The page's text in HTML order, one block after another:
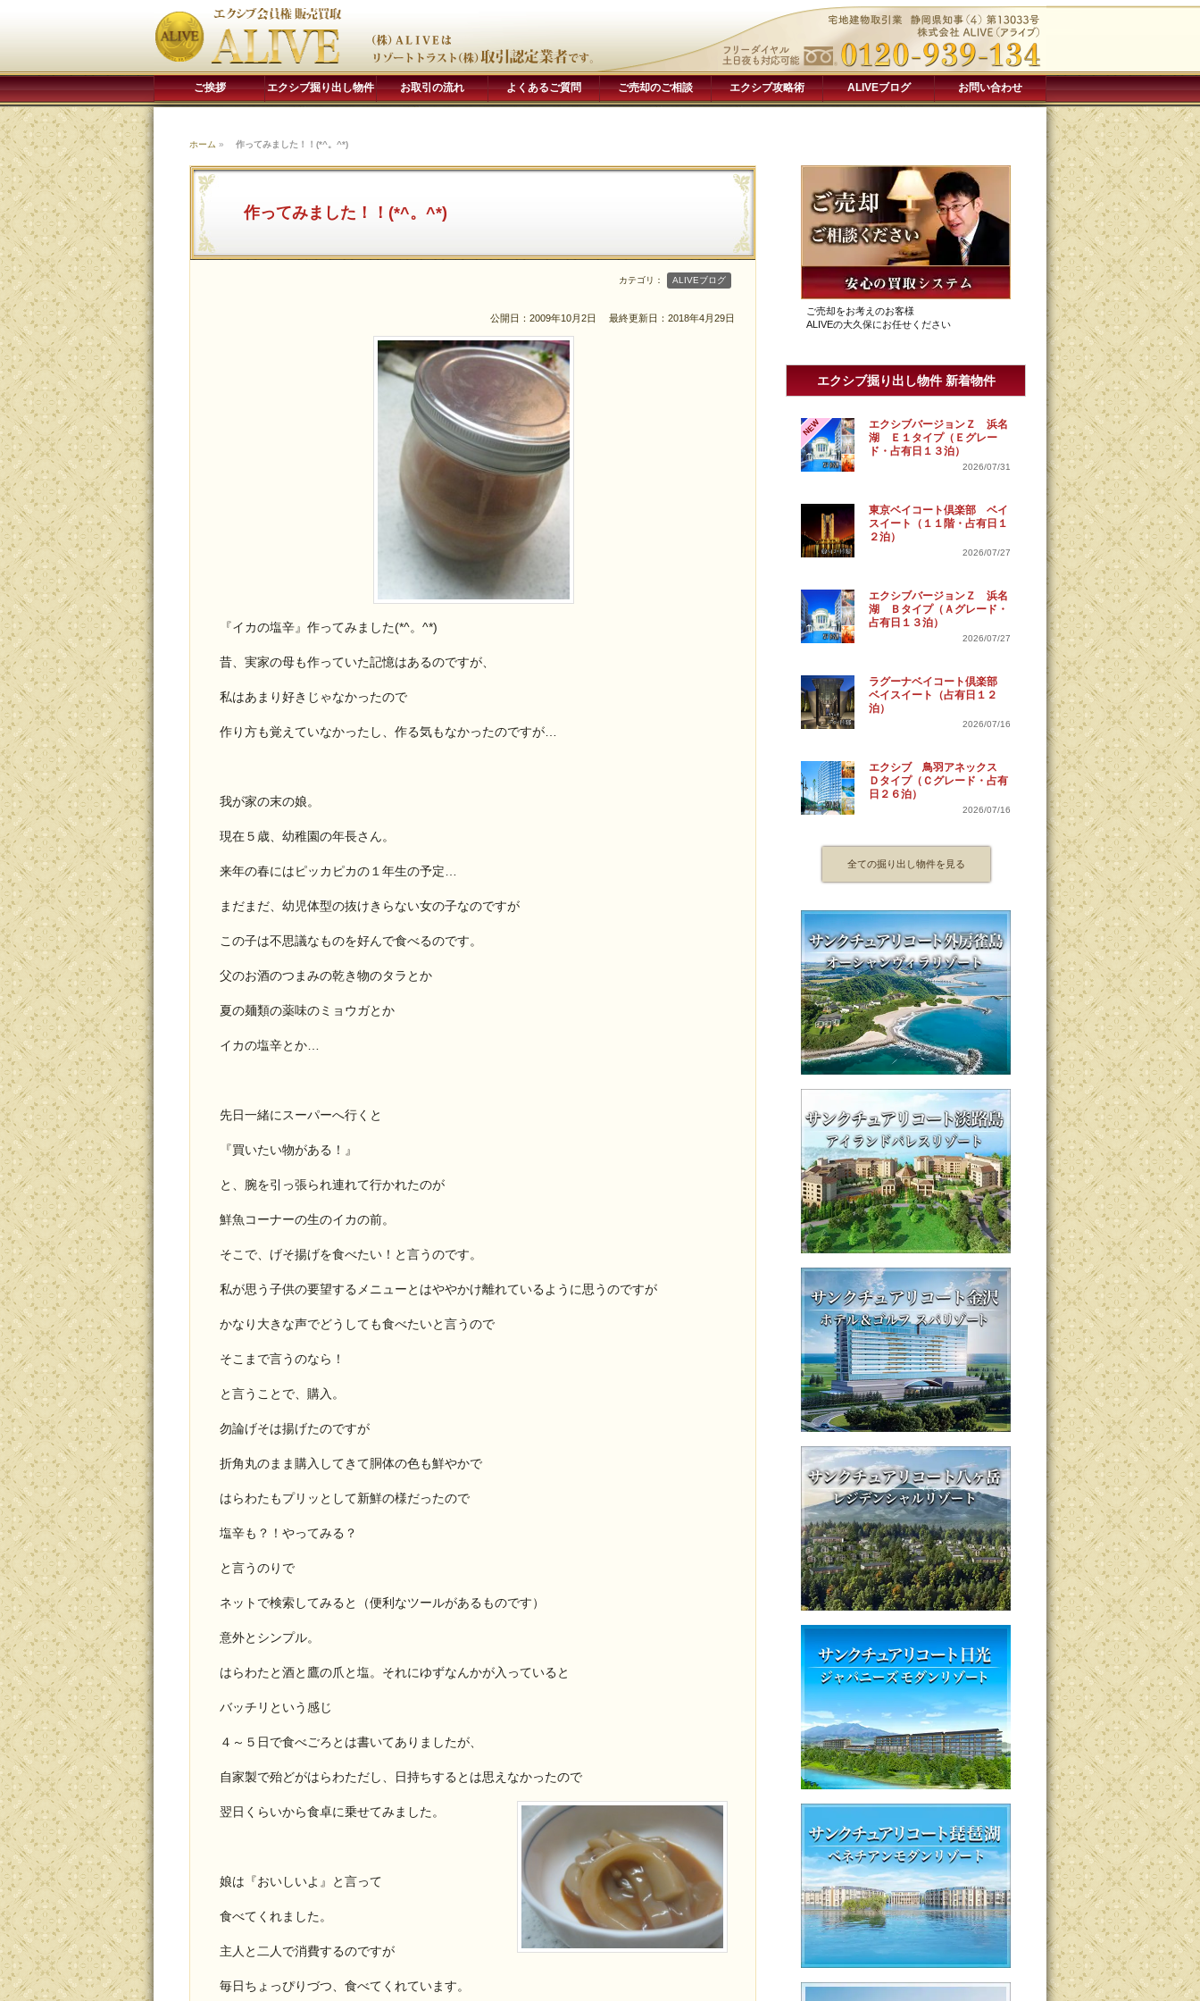
ご挨拶 エクシブ掘り出し物件 お取引の流れ よくあるご質問 ご売却のご相談 エクシブ攻略術 ALIVEブログ お問い合わせ
ホーム » 作ってみました！！(*^。^*)
作ってみました！！(*^。^*)
カテゴリ： ALIVEブログ
公開日：2009年10月2日 最終更新日：2018年4月29日
『イカの塩辛』作ってみました(*^。^*)
昔、実家の母も作っていた記憶はあるのですが、
私はあまり好きじゃなかったので
作り方も覚えていなかったし、作る気もなかったのですが…
我が家の末の娘。
現在５歳、幼稚園の年長さん。
来年の春にはピッカピカの１年生の予定…
まだまだ、幼児体型の抜けきらない女の子なのですが
この子は不思議なものを好んで食べるのです。
父のお酒のつまみの乾き物のタラとか
夏の麺類の薬味のミョウガとか
イカの塩辛とか…
先日一緒にスーパーへ行くと
『買いたい物がある！』
と、腕を引っ張られ連れて行かれたのが
鮮魚コーナーの生のイカの前。
そこで、げそ揚げを食べたい！と言うのです。
私が思う子供の要望するメニューとはややかけ離れているように思うのですが
かなり大きな声でどうしても食べたいと言うので
そこまで言うのなら！
と言うことで、購入。
勿論げそは揚げたのですが
折角丸のまま購入してきて胴体の色も鮮やかで
はらわたもプリッとして新鮮の様だったので
塩辛も？！やってみる？
と言うのりで
ネットで検索してみると（便利なツールがあるものです）
意外とシンプル。
はらわたと酒と鷹の爪と塩。それにゆずなんかが入っていると
バッチリという感じ
４～５日で食べごろとは書いてありましたが、
自家製で殆どがはらわただし、日持ちするとは思えなかったので
翌日くらいから食卓に乗せてみました。
娘は『おいしいよ』と言って
食べてくれました。
主人と二人で消費するのですが
毎日ちょっぴりづつ、食べてくれています。
ご売却をお考えのお客様
ALIVEの大久保にお任せください
エクシブ掘り出し物件 新着物件
NEW
エクシブバージョンＺ 浜名
湖 Ｅ１タイプ（Ｅグレー
ド・占有日１３泊）
2026/07/31
東京ベイコート倶楽部 ベイ
スイート（１１階・占有日１
２泊）
2026/07/27
エクシブバージョンＺ 浜名
湖 Ｂタイプ（Ａグレード・
占有日１３泊）
2026/07/27
ラグーナベイコート倶楽部
ベイスイート（占有日１２
泊）
2026/07/16
エクシブ 鳥羽アネックス
Ｄタイプ（Ｃグレード・占有
日２６泊）
2026/07/16
全ての掘り出し物件を見る